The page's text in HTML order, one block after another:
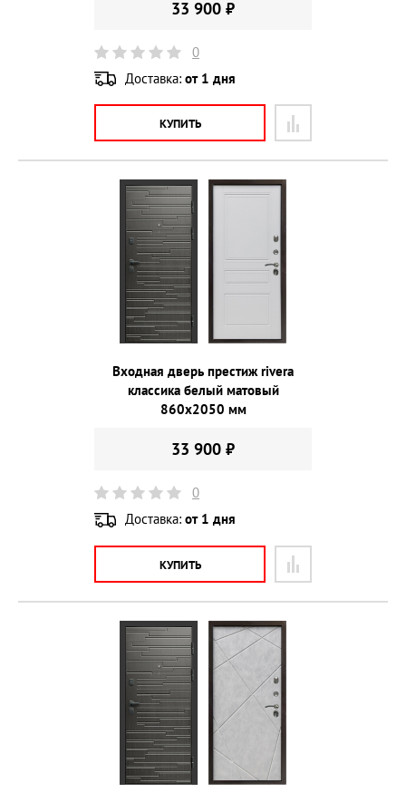
33 900 ₽
0
Доставка: от 1 дня
КУПИТЬ
Входная дверь престиж rivera
классика белый матовый
860х2050 мм
33 900 ₽
0
Доставка: от 1 дня
КУПИТЬ